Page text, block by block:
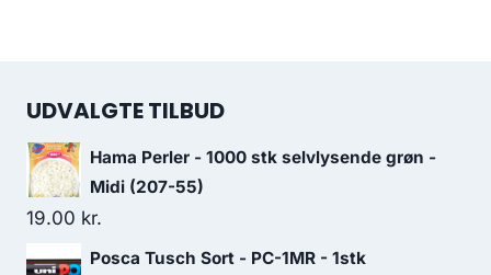
UDVALGTE TILBUD
Hama Perler - 1000 stk selvlysende grøn -
Midi (207-55)
19.00 kr.
Posca Tusch Sort - PC-1MR - 1stk